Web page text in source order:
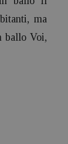
ma
ballo Voi,